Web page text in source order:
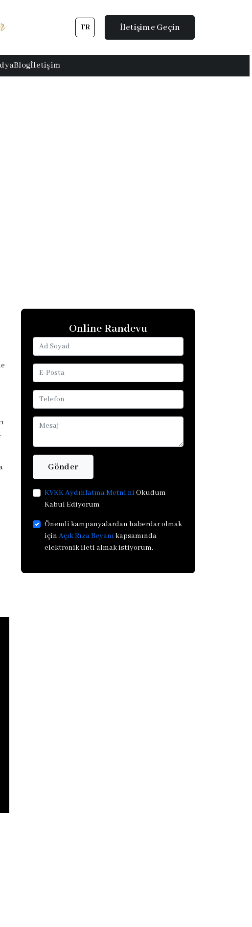
TR İletişime Geçin
Blogİletişim
Online Randevu
Gönder
KVKK Aydınlatma Metni ni Okudum
Kabul Ediyorum
Önemli kampanyalardan haberdar olmak
için Açık Rıza Beyanı kapsamında
elektronik ileti almak istiyorum.